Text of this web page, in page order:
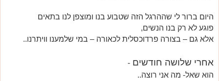
היום ברור לי שההרגל הזה שטבוע בנו ומוצפן לנו בתאים
פוגע לא רק בנו הנשים,
אלא גם – בצורה פרדוכסלית לכאורה – במי שלמענו וויתרנו..
אחרי שלושה חודשים -
הוא שאל- מה אני רוצה..